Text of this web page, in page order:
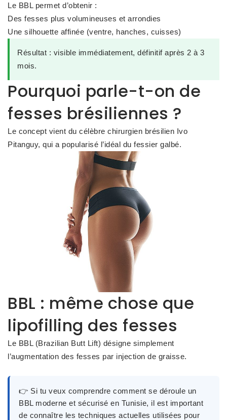
Le BBL permet d’obtenir :
Des fesses plus volumineuses et arrondies
Une silhouette affinée (ventre, hanches, cuisses)
Résultat : visible immédiatement, définitif après 2 à 3
mois.
Pourquoi parle-t-on de
fesses brésiliennes ?
Le concept vient du célèbre chirurgien brésilien Ivo
Pitanguy, qui a popularisé l’idéal du fessier galbé.
BBL : même chose que
lipofilling des fesses
Le BBL (Brazilian Butt Lift) désigne simplement
l’augmentation des fesses par injection de graisse.
👉 Si tu veux comprendre comment se déroule un
BBL moderne et sécurisé en Tunisie, il est important
de connaître les techniques actuelles utilisées pour